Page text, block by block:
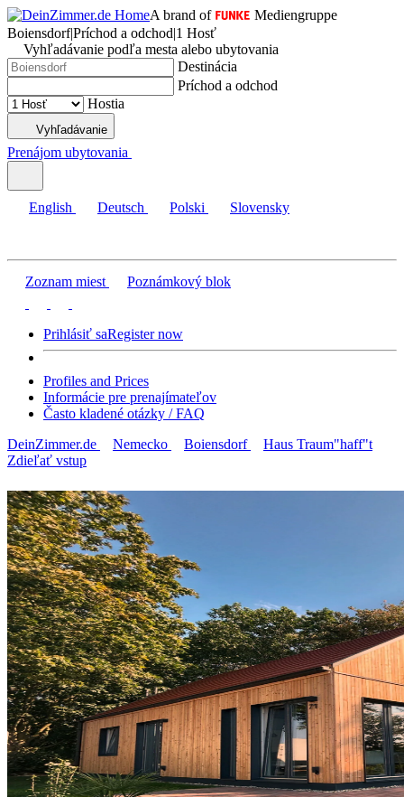
A brand of
Mediengruppe
Boiensdorf|Príchod a odchod|1 Hosť
Vyhľadávanie podľa mesta alebo ubytovania
Destinácia
Príchod a odchod
Hostia
Vyhľadávanie
Prenájom ubytovania
English Deutsch Polski Slovensky
Zoznam miest Poznámkový blok
Prihlásiť saRegister now
Profiles and Prices
Informácie pre prenajímateľov
Často kladené otázky / FAQ
DeinZimmer.de
Nemecko Boiensdorf
Haus Traum"haff"t
Zdieľať vstup